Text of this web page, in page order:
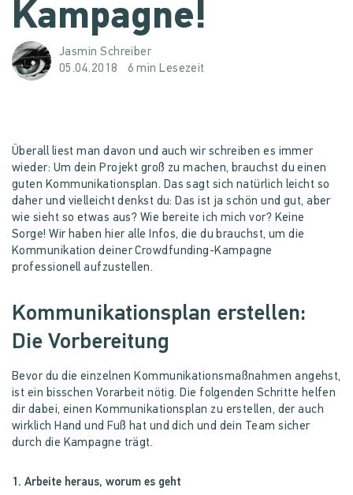
Kampagne!
Jasmin Schreiber
05.04.2018
6 min Lesezeit
Überall liest man davon und auch wir schreiben es immer
wieder: Um dein Projekt groß zu machen, brauchst du einen
guten Kommunikationsplan. Das sagt sich natürlich leicht so
daher und vielleicht denkst du: Das ist ja schön und gut, aber
wie sieht so etwas aus? Wie bereite ich mich vor? Keine
Sorge! Wir haben hier alle Infos, die du brauchst, um die
Kommunikation deiner Crowdfunding-Kampagne
professionell aufzustellen.
Kommunikationsplan erstellen:
Die Vorbereitung
Bevor du die einzelnen Kommunikationsmaßnahmen angehst,
ist ein bisschen Vorarbeit nötig. Die folgenden Schritte helfen
dir dabei, einen Kommunikationsplan zu erstellen, der auch
wirklich Hand und Fuß hat und dich und dein Team sicher
durch die Kampagne trägt.
1. Arbeite heraus, worum es geht